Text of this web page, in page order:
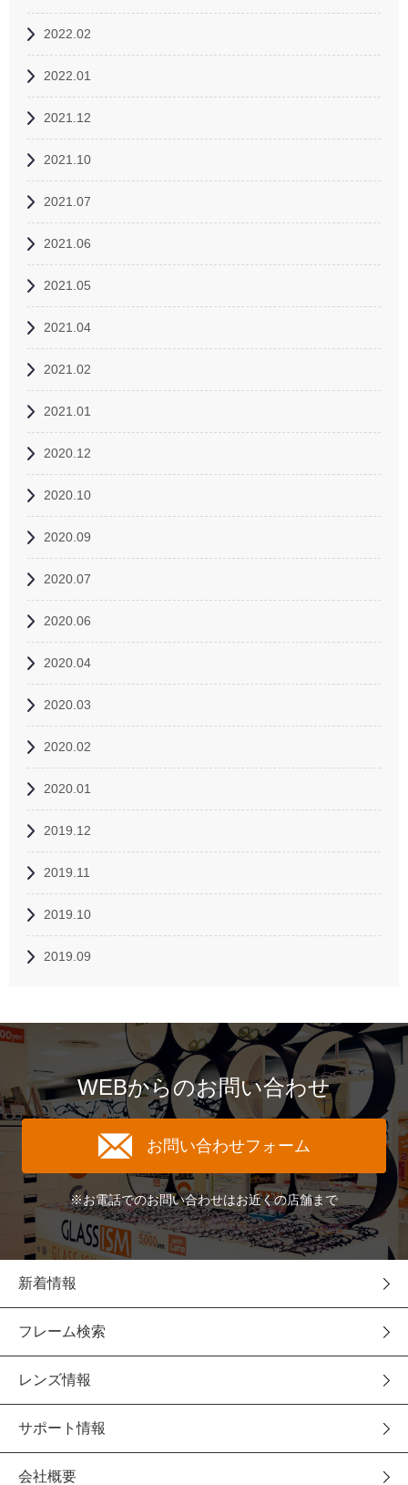
2022.02
2022.01
2021.12
2021.10
2021.07
2021.06
2021.05
2021.04
2021.02
2021.01
2020.12
2020.10
2020.09
2020.07
2020.06
2020.04
2020.03
2020.02
2020.01
2019.12
2019.11
2019.10
2019.09
WEBからのお問い合わせ
お問い合わせフォーム
※お電話でのお問い合わせはお近くの店舗まで
新着情報
フレーム検索
レンズ情報
サポート情報
会社概要